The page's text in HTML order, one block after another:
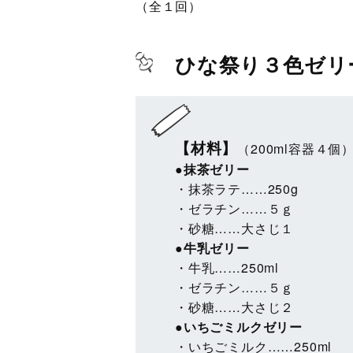
（全１回）
ひな祭り３色ゼ
【材料】
（200ml容器４個
●抹茶ゼリー
・抹茶ラテ……250g
・ゼラチン……５ｇ
・砂糖……大さじ１
●牛乳ゼリー
・牛乳……250ml
・ゼラチン……５ｇ
・砂糖……大さじ２
●いちごミルクゼリー
・いちごミルク……250ml